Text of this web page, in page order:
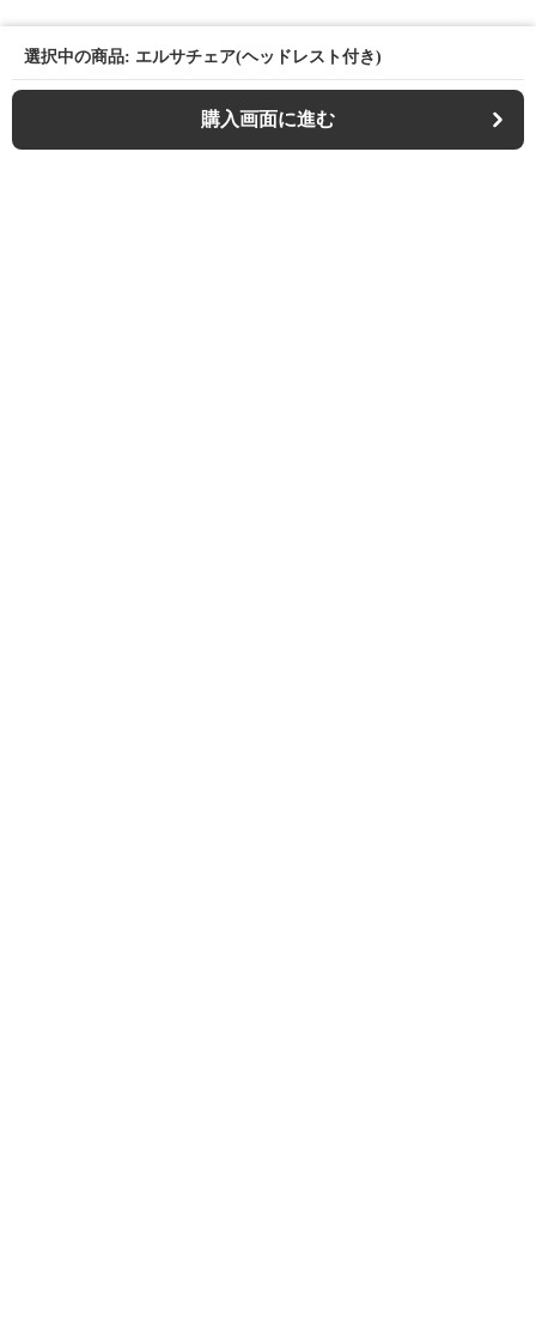
選択中の商品: エルサチェア(ヘッドレスト付き)
購入画面に進む